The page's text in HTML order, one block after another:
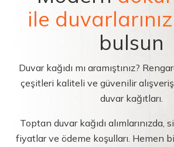
ile duvarlarınız
bulsun
Duvar kağıdı mı aramıştınız?
çeşitleri kaliteli ve güvenilir
duvar kağıtları.
Toptan duvar kağıdı alımlarınızda,
fiyatlar ve ödeme koşulları. Hemen